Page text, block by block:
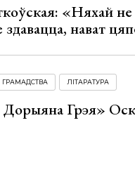
«Няхай
здавацца, нават
ГРАМАДСТВА ЛІТАРАТУРА
Грэя»